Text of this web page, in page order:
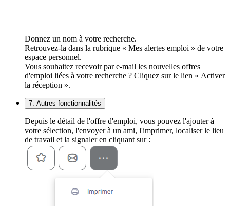
Donnez un nom à votre recherche.
Retrouvez-la dans la rubrique « Mes alertes emploi » de votre
espace personnel.
Vous souhaitez recevoir par e-mail les nouvelles offres
d'emploi liées à votre recherche ? Cliquez sur le lien « Activer
la réception ».
7. Autres fonctionnalités
Depuis le détail de l'offre d'emploi, vous pouvez l'ajouter à
votre sélection, l'envoyer à un ami, l'imprimer, localiser le lieu
de travail et la signaler en cliquant sur :